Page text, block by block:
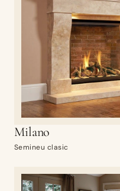
Milano
Semineu clasic